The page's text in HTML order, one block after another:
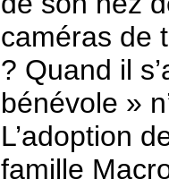
caméras de
? Quand il
bénévole »
L’adoption
famille